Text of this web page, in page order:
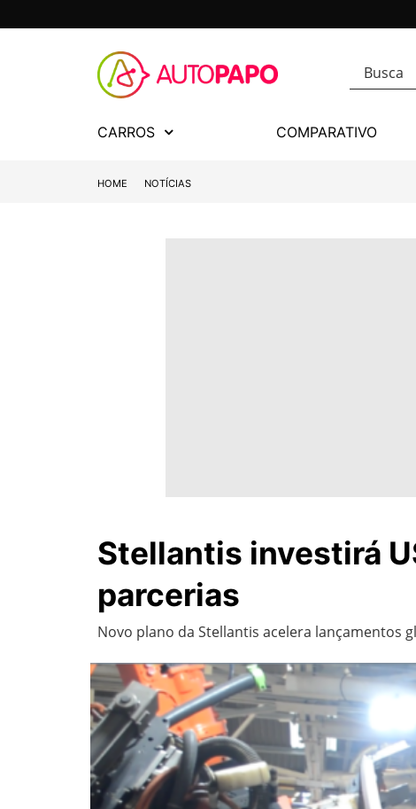
CARROS COMPARATIVO
HOME NOTÍCIAS
Stellantis investirá
parcerias
Novo plano da Stellantis acelera lançamentos